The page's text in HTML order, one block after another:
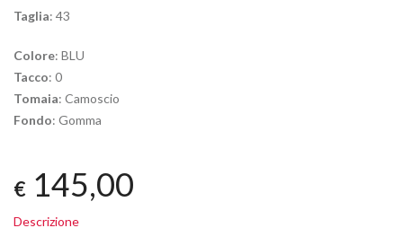
Taglia: 43
Colore: BLU
Tacco: 0
Tomaia: Camoscio
Fondo: Gomma
€ 145,00
Descrizione